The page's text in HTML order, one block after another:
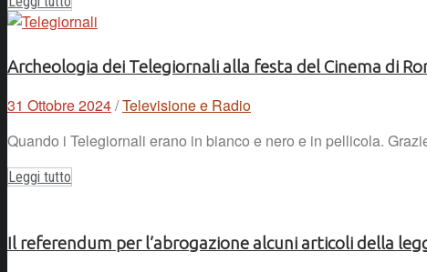
Archeologia dei Telegiornali alla festa del Cinema di
31 Ottobre 2024/Televisione e Radio
Quando i Telegiornali erano in bianco e nero e in pellicola.
Leggi tutto
Il referendum per l’abrogazione alcuni articoli della